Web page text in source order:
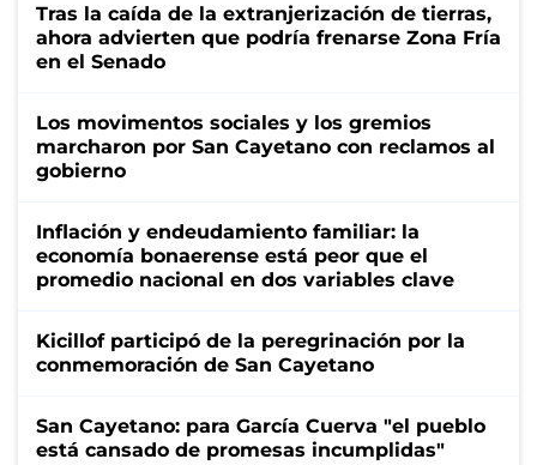
Tras la caída de la extranjerización de tierras,
ahora advierten que podría frenarse Zona Fría
en el Senado
Los movimentos sociales y los gremios
marcharon por San Cayetano con reclamos al
gobierno
Inflación y endeudamiento familiar: la
economía bonaerense está peor que el
promedio nacional en dos variables clave
Kicillof participó de la peregrinación por la
conmemoración de San Cayetano
San Cayetano: para García Cuerva "el pueblo
está cansado de promesas incumplidas"